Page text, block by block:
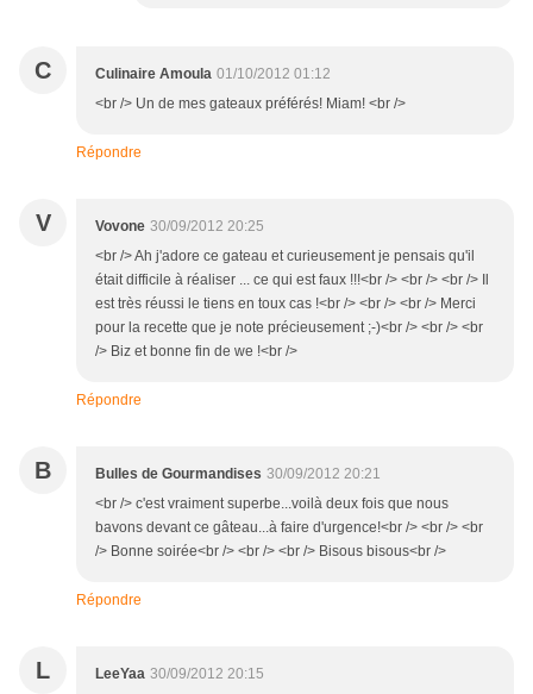
C Culinaire Amoula 01/10/2012 01:12
<br /> Un de mes gateaux préférés! Miam! <br />
Répondre
V Vovone 30/09/2012 20:25
<br /> Ah j'adore ce gateau et curieusement je pensais qu'il
était difficile à réaliser ... ce qui est faux !!!<br /> <br /> <br /> Il
est très réussi le tiens en toux cas !<br /> <br /> <br /> Merci
pour la recette que je note précieusement ;-)<br /> <br /> <br
/> Biz et bonne fin de we !<br />
Répondre
B Bulles de Gourmandises 30/09/2012 20:21
<br /> c'est vraiment superbe...voilà deux fois que nous
bavons devant ce gâteau...à faire d'urgence!<br /> <br /> <br
/> Bonne soirée<br /> <br /> <br /> Bisous bisous<br />
Répondre
L LeeYaa 30/09/2012 20:15